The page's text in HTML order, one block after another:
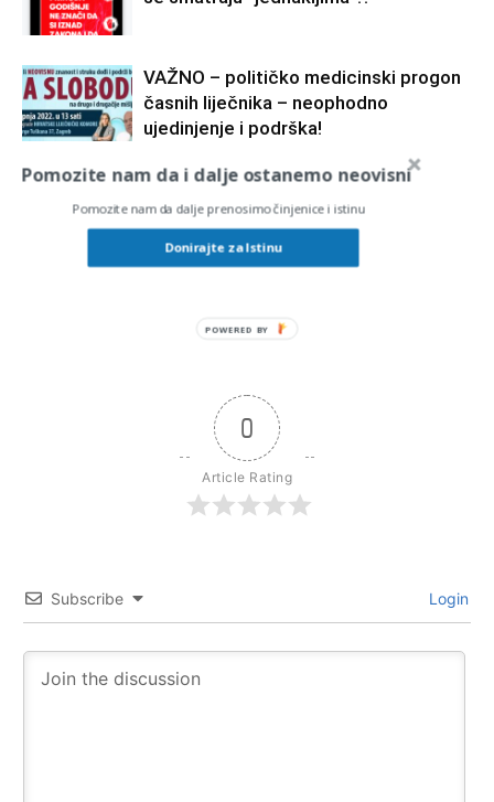
VAŽNO – političko medicinski progon
časnih liječnika – neophodno
ujedinjenje i podrška!
Podržimo hrabre liječnike!
0
Article Rating
Subscribe Login
Pomozite nam da i dalje ostanemo neovisni
Pomozite nam da dalje prenosimo činjenice i istinu
Donirajte za Istinu
POWERED